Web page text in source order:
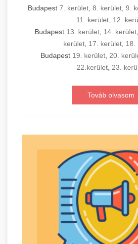
Budapest 7. kerület, 8. kerület, 9.
11. kerület, 12.
Budapest 13. kerület, 14. kerület,
kerület, 17. kerület, 18.
Budapest 19. kerület, 20.
22.kerület, 23.
Továb olvasom